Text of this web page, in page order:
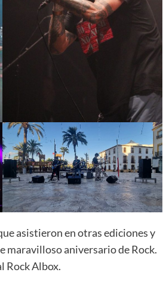
asistieron en otras ediciones y
maravilloso aniversario de Rock.
Rock Albox.